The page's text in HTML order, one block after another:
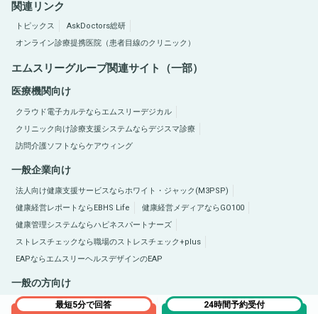
最短5分で回答 24時間予約受付
関連リンク
トピックス
AskDoctors総研
オンライン診療提携医院（患者目線のクリニック）
エムスリーグループ関連サイト（一部）
医療機関向け
クラウド電子カルテならエムスリーデジカル
クリニック向け診療支援システムならデジスマ診療
訪問介護ソフトならケアウィング
一般企業向け
法人向け健康支援サービスならホワイト・ジャック(M3PSP)
健康経営レポートならEBHS Life
健康経営メディアならGO100
健康管理システムならハピネスパートナーズ
ストレスチェックなら職場のストレスチェック+plus
EAPならエムスリーヘルスデザインのEAP
一般の方向け
医療総合サイトQLife（キューライフ） 肥満症総合サイトならひまんラボ